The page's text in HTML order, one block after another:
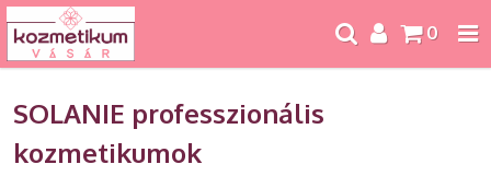
0
SOLANIE professzionális
kozmetikumok